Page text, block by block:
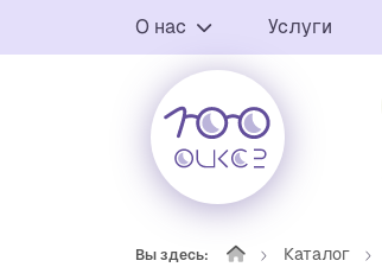
О нас Услуги
Вы здесь: Каталог